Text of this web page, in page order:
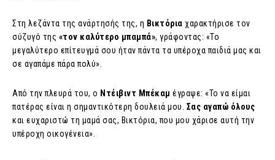
Στη λεζάντα της ανάρτησής της, η Βικτόρια χαρακτήρισε τον
σύζυγό της «τον καλύτερο μπαμπά», γράφοντας: «Το
μεγαλύτερο επίτευγμά σου ήταν πάντα τα υπέροχα παιδιά μας και
σε αγαπάμε πάρα πολύ».
Από την πλευρά του, ο Ντέιβιντ Μπέκαμ έγραψε: «Το να είμαι
πατέρας είναι η σημαντικότερη δουλειά μου. Σας αγαπώ όλους
και ευχαριστώ τη μαμά σας, Βικτόρια, που μου χάρισε αυτή την
υπέροχη οικογένεια».